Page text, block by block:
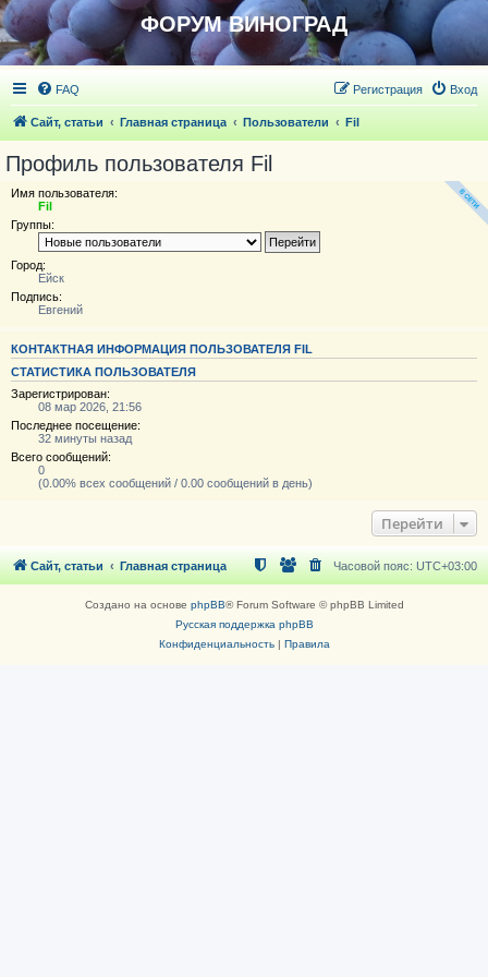
ФОРУМ ВИНОГРАД
FAQ Вход
Регистрация
Сайт, статьи Главная страница Пользователи Fil
Профиль пользователя Fil
Имя пользователя:
Fil
Группы:
Город:
Ейск
Подпись:
Евгений
КОНТАКТНАЯ ИНФОРМАЦИЯ ПОЛЬЗОВАТЕЛЯ FIL
СТАТИСТИКА ПОЛЬЗОВАТЕЛЯ
Зарегистрирован:
08 мар 2026, 21:56
Последнее посещение:
32 минуты назад
Всего сообщений:
0
(0.00% всех сообщений / 0.00 сообщений в день)
Перейти
Сайт, статьи Главная страница Часовой пояс: UTC+03:00
Создано на основе phpBB® Forum Software © phpBB Limited
Русская поддержка phpBB
Конфиденциальность| Правила